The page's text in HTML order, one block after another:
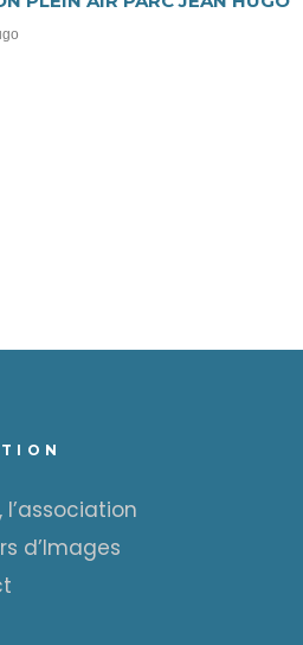
l’association
d’Images